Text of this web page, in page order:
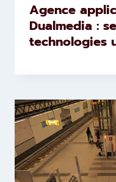
Agence
Dualmedia :
technologies